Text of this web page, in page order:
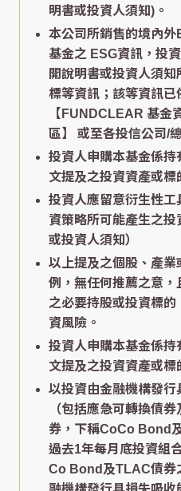
明書或投資人須知)。
本公司所銷售的境內外
基金之 ESG資訊，投
開說明書或投資人須知
標等資訊；該等資訊已
【FUNDCLEAR 基金
區】
或至各投信公司/
投資人申購本基金係
文提及之投資資產或標
投資人應留意衍生性工
資策略所可能產生之
或投資人須知）
以上提及之個股、產
例，無任何推薦之意，
之必要持股或投資標
資風險。
投資人申購本基金係
文提及之投資資產或標
以投資由金融機構發
（包括應急可轉換債
券，下稱CoCo Bond
過去1年每月底投資組
Co Bond及TLAC債券